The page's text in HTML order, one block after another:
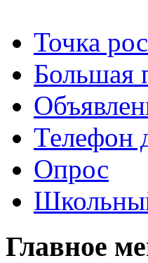
Точка
Большая
Телефон
Опрос
Главное